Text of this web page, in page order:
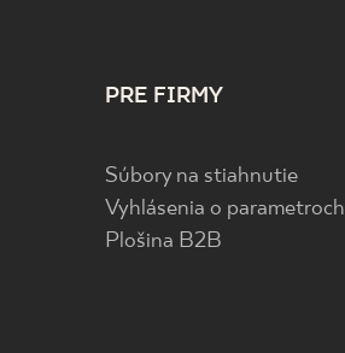
PRE FIRMY
Súbory na stiahnutie
Vyhlásenia o parametroch
Plošina B2B